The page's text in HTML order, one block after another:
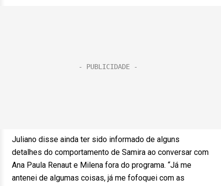
Juliano disse ainda ter sido informado de alguns
detalhes do comportamento de Samira ao conversar com
Ana Paula Renaut e Milena fora do programa. “Já me
antenei de algumas coisas, já me fofoquei com as